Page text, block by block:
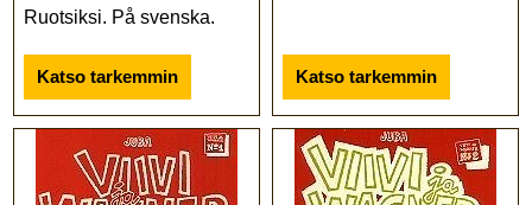
Ruotsiksi. På svenska.
Katso tarkemmin Katso tarkemmin